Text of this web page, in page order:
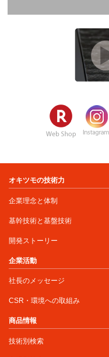
オキツモの技術力
企業理念と体制
基幹技術と基盤技術
開発ストーリー
企業活動
社長のメッセージ
CSR・環境への取組み
商品情報
技術別検索